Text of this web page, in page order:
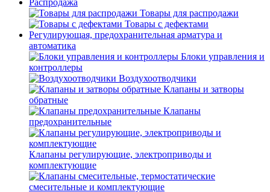
Распродажа
Товары для распродажи
Товары с дефектами
Регулирующая, предохранительная арматура и
автоматика
Блоки управления и
контроллеры
Воздухоотводчики
Клапаны и затворы
обратные
Клапаны
предохранительные
Клапаны регулирующие, электроприводы и
комплектующие